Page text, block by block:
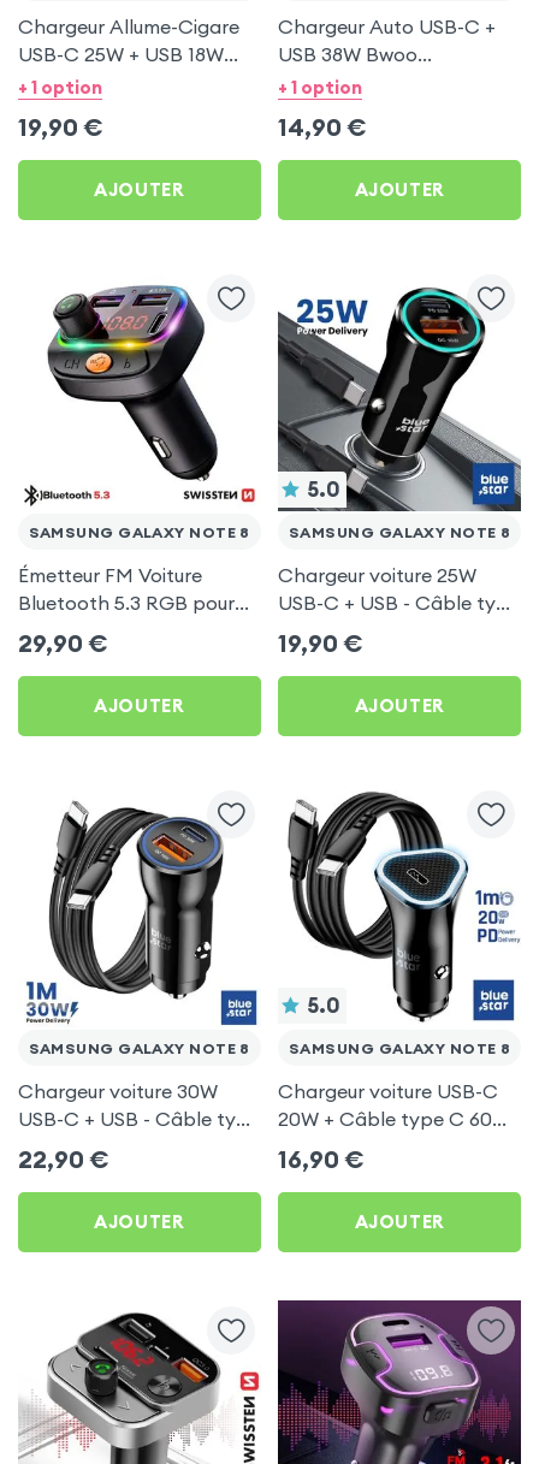
Chargeur Allume-Cigare
USB-C 25W + USB 18W
Bwoo pour Samsung
+ 1 option
19,90 €
AJOUTER
Chargeur Auto USB-C +
USB 38W Bwoo
Transparent pour
+ 1 option
14,90 €
AJOUTER
SAMSUNG GALAXY NOTE 8
Émetteur FM Voiture
Bluetooth 5.3 RGB pour
Samsung Galaxy Note 8
29,90 €
AJOUTER
5.0
SAMSUNG GALAXY NOTE 8
Chargeur voiture 25W
USB-C + USB - Câble type
C 60W Blue Star pour
Samsung Galaxy Note 8
19,90 €
AJOUTER
SAMSUNG GALAXY NOTE 8
Chargeur voiture 30W
USB-C + USB - Câble type
C 60W Blue Star pour
Samsung Galaxy Note 8
22,90 €
AJOUTER
5.0
SAMSUNG GALAXY NOTE 8
Chargeur voiture USB-C
20W + Câble type C 60W
Blue Star pour Samsung
Galaxy Note 8
16,90 €
AJOUTER